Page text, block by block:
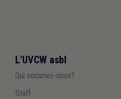
L'UVCW asbl
Qui sommes-nous?
Staff